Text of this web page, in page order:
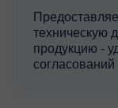
техническую
продукцию -